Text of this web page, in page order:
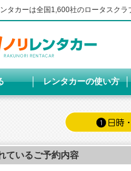
タカーは全国1,600社のロータスク
レンタカーの使い方
ているご予約内容